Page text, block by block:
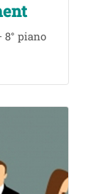
8° piano